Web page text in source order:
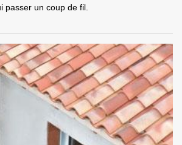
passer un coup de fil.